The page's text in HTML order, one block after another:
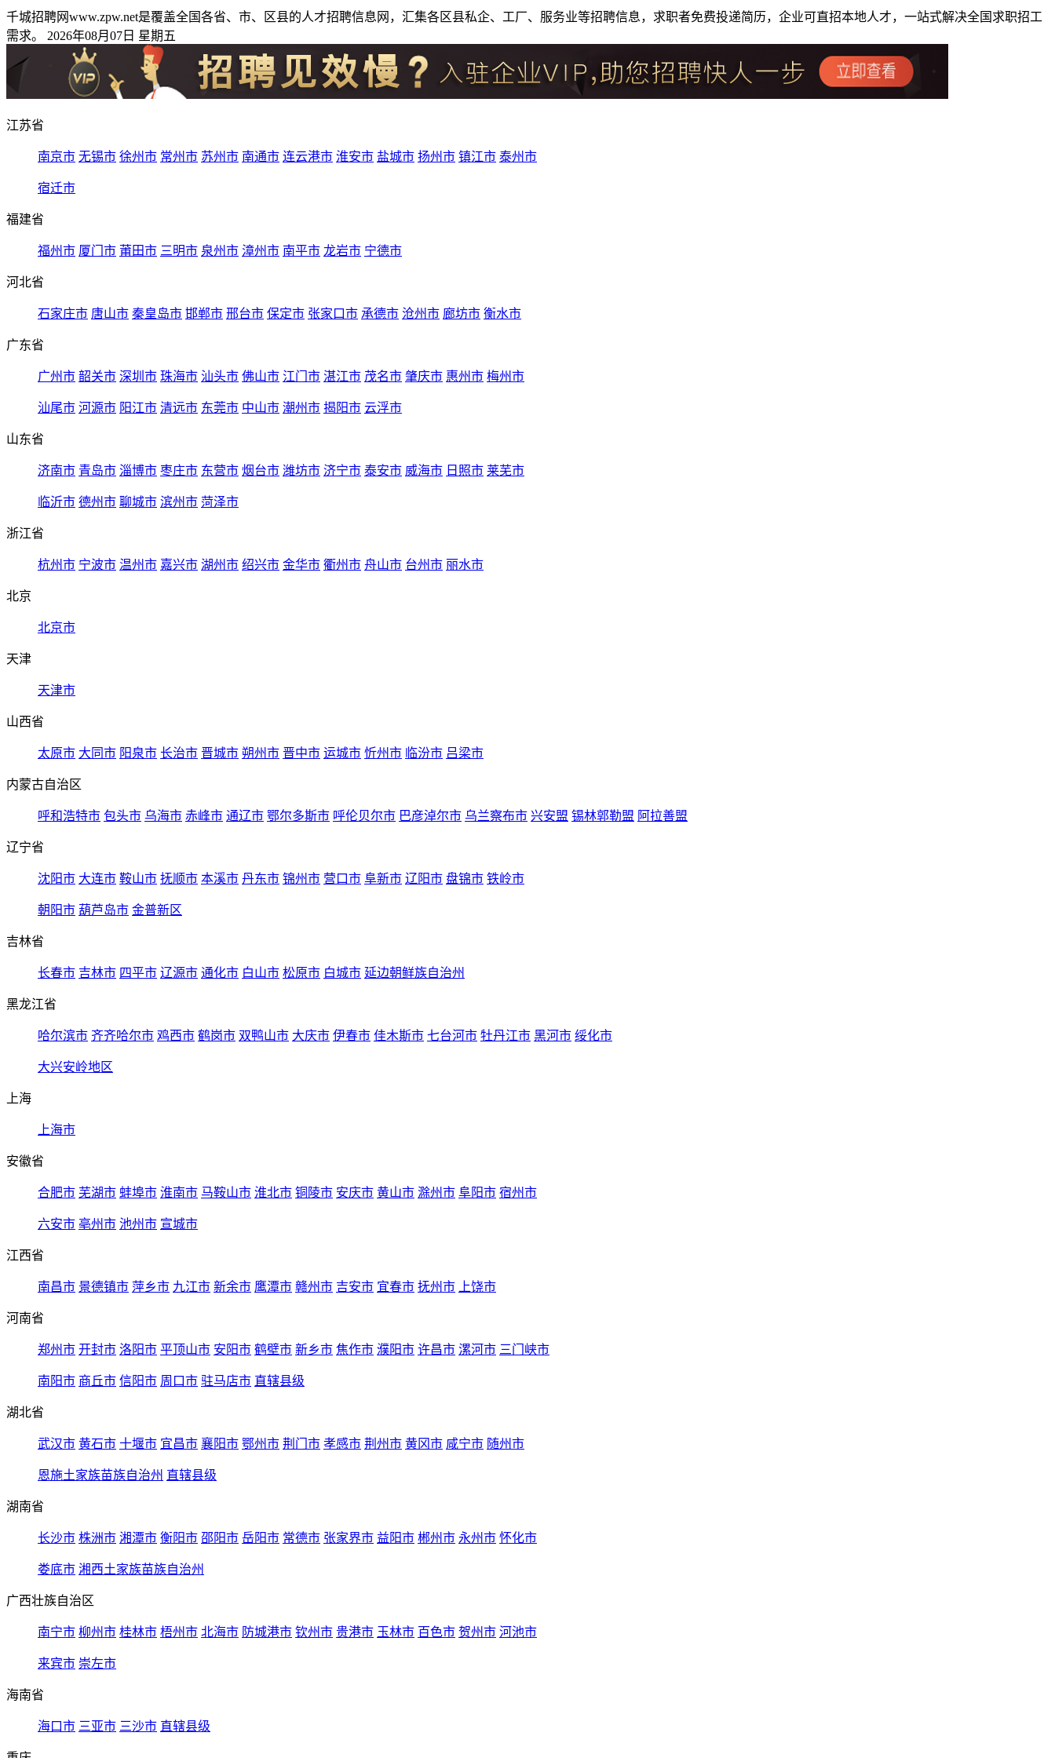
千城招聘网www.zpw.net是覆盖全国各省、市、区县的人才招聘信息网，汇集各区县私企、工厂、服务业等招聘信息，求职者免费投递简历，企业可直招本地人才，一站式解决全国求职招工
需求。 2026年08月07日 星期五
江苏省
南京市 无锡市 徐州市 常州市 苏州市 南通市 连云港市 淮安市 盐城市 扬州市 镇江市 泰州市
宿迁市
福建省
福州市 厦门市 莆田市 三明市 泉州市 漳州市 南平市 龙岩市 宁德市
河北省
石家庄市 唐山市 秦皇岛市 邯郸市 邢台市 保定市 张家口市 承德市 沧州市 廊坊市 衡水市
广东省
广州市 韶关市 深圳市 珠海市 汕头市 佛山市 江门市 湛江市 茂名市 肇庆市 惠州市 梅州市
汕尾市 河源市 阳江市 清远市 东莞市 中山市 潮州市 揭阳市 云浮市
山东省
济南市 青岛市 淄博市 枣庄市 东营市 烟台市 潍坊市 济宁市 泰安市 威海市 日照市 莱芜市
临沂市 德州市 聊城市 滨州市 菏泽市
浙江省
杭州市 宁波市 温州市 嘉兴市 湖州市 绍兴市 金华市 衢州市 舟山市 台州市 丽水市
北京
北京市
天津
天津市
山西省
太原市 大同市 阳泉市 长治市 晋城市 朔州市 晋中市 运城市 忻州市 临汾市 吕梁市
内蒙古自治区
呼和浩特市 包头市 乌海市 赤峰市 通辽市 鄂尔多斯市 呼伦贝尔市 巴彦淖尔市 乌兰察布市 兴安盟 锡林郭勒盟 阿拉善盟
辽宁省
沈阳市 大连市 鞍山市 抚顺市 本溪市 丹东市 锦州市 营口市 阜新市 辽阳市 盘锦市 铁岭市
朝阳市 葫芦岛市 金普新区
吉林省
长春市 吉林市 四平市 辽源市 通化市 白山市 松原市 白城市 延边朝鲜族自治州
黑龙江省
哈尔滨市 齐齐哈尔市 鸡西市 鹤岗市 双鸭山市 大庆市 伊春市 佳木斯市 七台河市 牡丹江市 黑河市 绥化市
大兴安岭地区
上海
上海市
安徽省
合肥市 芜湖市 蚌埠市 淮南市 马鞍山市 淮北市 铜陵市 安庆市 黄山市 滁州市 阜阳市 宿州市
六安市 亳州市 池州市 宣城市
江西省
南昌市 景德镇市 萍乡市 九江市 新余市 鹰潭市 赣州市 吉安市 宜春市 抚州市 上饶市
河南省
郑州市 开封市 洛阳市 平顶山市 安阳市 鹤壁市 新乡市 焦作市 濮阳市 许昌市 漯河市 三门峡市
南阳市 商丘市 信阳市 周口市 驻马店市 直辖县级
湖北省
武汉市 黄石市 十堰市 宜昌市 襄阳市 鄂州市 荆门市 孝感市 荆州市 黄冈市 咸宁市 随州市
恩施土家族苗族自治州 直辖县级
湖南省
长沙市 株洲市 湘潭市 衡阳市 邵阳市 岳阳市 常德市 张家界市 益阳市 郴州市 永州市 怀化市
娄底市 湘西土家族苗族自治州
广西壮族自治区
南宁市 柳州市 桂林市 梧州市 北海市 防城港市 钦州市 贵港市 玉林市 百色市 贺州市 河池市
来宾市 崇左市
海南省
海口市 三亚市 三沙市 直辖县级